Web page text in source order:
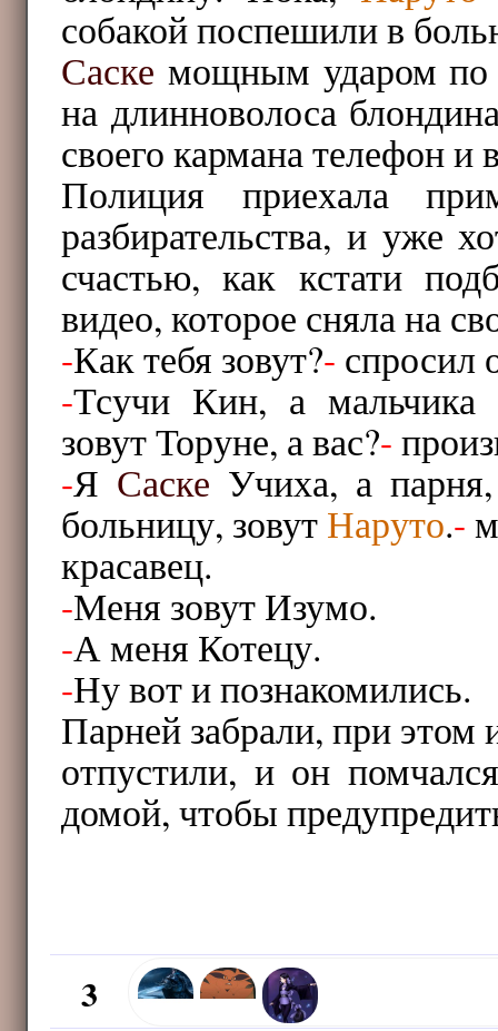
собакой поспешили в
Саске мощным ударом
на длинноволоса
своего кармана телефон
Полиция приехала
разбирательства, и уже
счастью, как кстати
видео, которое сняла на
-Как тебя зовут?- спросил
-Тсучи Кин, а мальчика
зовут Торуне, а вас?-
-Я Саске Учиха, а
больницу, зовутНаруто.-
красавец.
-Меня зовут Изумо.
-А меня Котецу.
-Ну вот и познакомились.
Парней забрали, при этом
отпустили, и он
домой, чтобы
3